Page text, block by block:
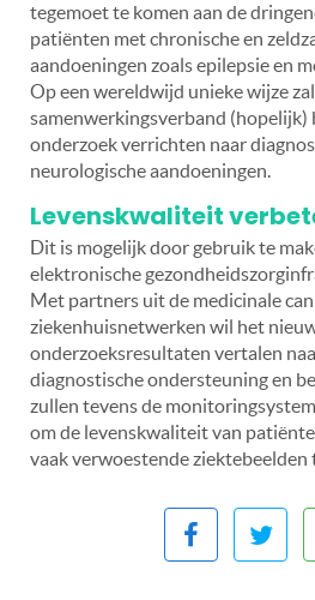
tegemoet te komen aan de
patiënten met chronische en
aandoeningen zoals epilepsie en
Op een wereldwijd unieke wijze
samenwerkingsverband (hopelijk)
onderzoek verrichten naar
neurologische aandoeningen.
Levenskwaliteit
Dit is mogelijk door gebruik te
elektronische
Met partners uit de medicinale
ziekenhuisnetwerken wil het
onderzoeksresultaten vertalen
diagnostische ondersteuning en
zullen tevens de
om de levenskwaliteit van
vaak verwoestende ziektebeelden